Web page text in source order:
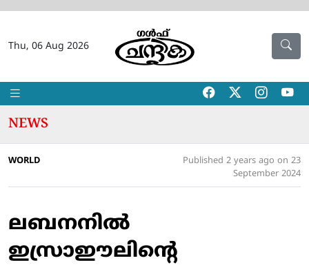
Thu, 06 Aug 2026
NEWS
WORLD
Published 2 years ago on 23
September 2024
ലബനനില്‍
ഇസ്രാഈലിന്റെ